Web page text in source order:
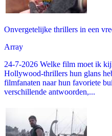
Onvergetelijke thrillers in een
Array
24-7-2026 Welke film moet ik
Hollywood-thrillers hun glans
filmfanaten naar hun favoriete
verschillende antwoorden,...